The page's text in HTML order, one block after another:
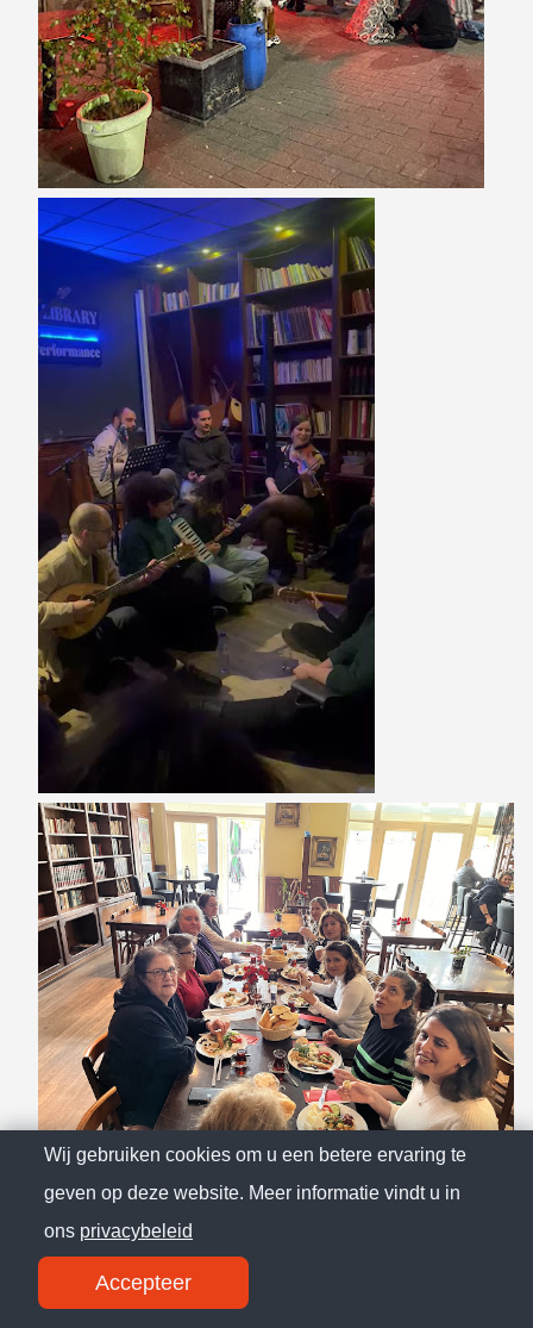
Wij gebruiken cookies om u een betere ervaring te
geven op deze website. Meer informatie vindt u in
ons privacybeleid
Accepteer